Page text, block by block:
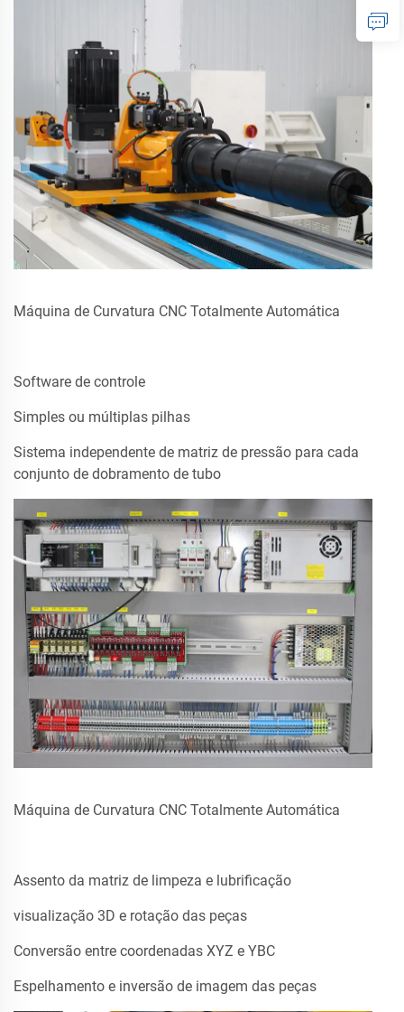
Máquina de Curvatura CNC Totalmente Automática
Software de controle
Simples ou múltiplas pilhas
Sistema independente de matriz de pressão para cada
conjunto de dobramento de tubo
Máquina de Curvatura CNC Totalmente Automática
Assento da matriz de limpeza e lubrificação
visualização 3D e rotação das peças
Conversão entre coordenadas XYZ e YBC
Espelhamento e inversão de imagem das peças